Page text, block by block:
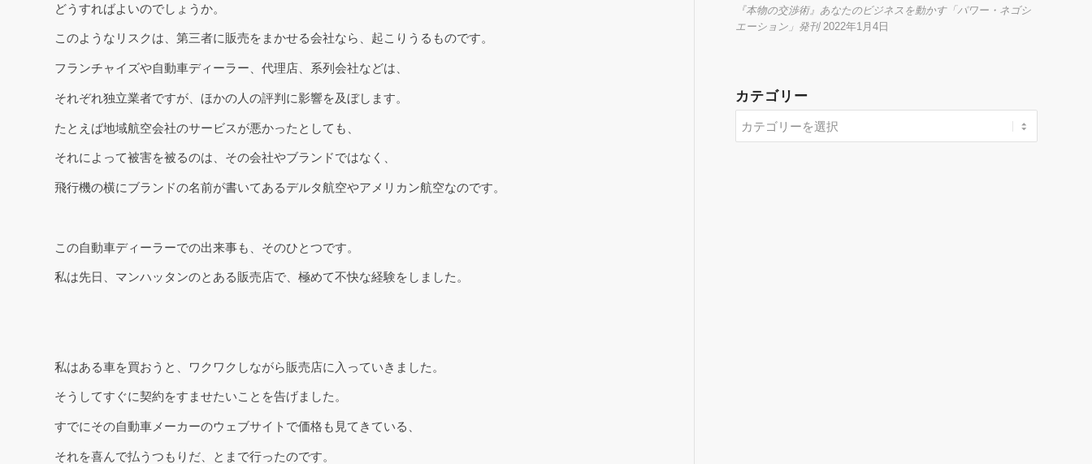
どうすればよいのでしょうか。
このようなリスクは、第三者に販売をまかせる会社なら、起こりうるものです。
フランチャイズや自動車ディーラー、代理店、系列会社などは、
それぞれ独立業者ですが、ほかの人の評判に影響を及ぼします。
たとえば地域航空会社のサービスが悪かったとしても、
それによって被害を被るのは、その会社やブランドではなく、
飛行機の横にブランドの名前が書いてあるデルタ航空やアメリカン航空なのです。
この自動車ディーラーでの出来事も、そのひとつです。
私は先日、マンハッタンのとある販売店で、極めて不快な経験をしました。
私はある車を買おうと、ワクワクしながら販売店に入っていきました。
そうしてすぐに契約をすませたいことを告げました。
すでにその自動車メーカーのウェブサイトで価格も見てきている、
それを喜んで払うつもりだ、とまで行ったのです。
『本物の交渉術』あなたのビジネスを動かす「パワー・ネゴシ
エーション」発刊 2022年1月4日
カテゴリー